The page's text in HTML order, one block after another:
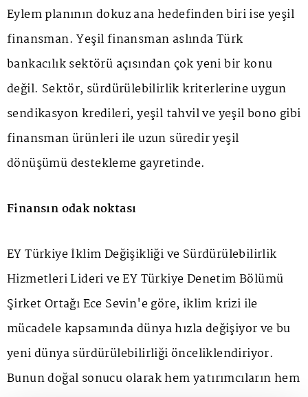
Eylem planının dokuz ana hedefinden biri ise yeşil
finansman. Yeşil finansman aslında Türk
bankacılık sektörü açısından çok yeni bir konu
değil. Sektör, sürdürülebilirlik kriterlerine uygun
sendikasyon kredileri, yeşil tahvil ve yeşil bono gibi
finansman ürünleri ile uzun süredir yeşil
dönüşümü destekleme gayretinde.
Finansın odak noktası
EY Türkiye İklim Değişikliği ve Sürdürülebilirlik
Hizmetleri Lideri ve EY Türkiye Denetim Bölümü
Şirket Ortağı Ece Sevin'e göre, iklim krizi ile
mücadele kapsamında dünya hızla değişiyor ve bu
yeni dünya sürdürülebilirliği önceliklendiriyor.
Bunun doğal sonucu olarak hem yatırımcıların hem